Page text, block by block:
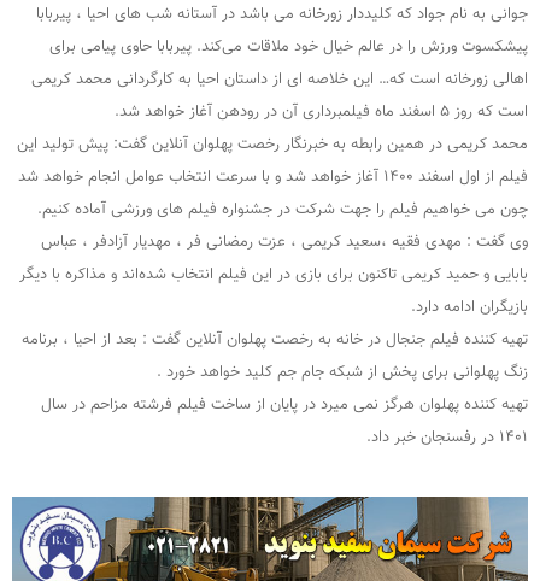
جوانی به نام جواد که کلیددار زورخانه می باشد در آستانه شب های احیا ، پیربابا
پیشکسوت ورزش را در عالم خیال خود ملاقات می‌کند. پیربابا حاوی پیامی برای
اهالی زورخانه است که… این خلاصه ای از داستان احیا به کارگردانی محمد کریمی
است که روز ۵ اسفند ماه فیلمبرداری آن در رودهن آغاز خواهد شد.
محمد کریمی در همین رابطه به خبرنگار رخصت پهلوان آنلاین گفت: پیش تولید این
فیلم از اول اسفند ۱۴۰۰ آغاز خواهد شد و با سرعت انتخاب عوامل انجام خواهد شد
چون می خواهیم فیلم را جهت شرکت در جشنواره فیلم های ورزشی آماده کنیم.
وی گفت : مهدی فقیه ،سعید کریمی ، عزت رمضانی فر ، مهدیار آزادفر ، عباس
بابایی و حمید کریمی تاکنون برای بازی در این فیلم انتخاب شده‌اند و مذاکره با دیگر
بازیگران ادامه دارد.
تهیه کننده فیلم جنجال در خانه به رخصت پهلوان آنلاین گفت : بعد از احیا ، برنامه
زنگ پهلوانی برای پخش از شبکه جام جم کلید خواهد خورد .
تهیه کننده پهلوان هرگز نمی میرد در پایان از ساخت فیلم فرشته مزاحم در سال
۱۴۰۱ در رفسنجان خبر داد.